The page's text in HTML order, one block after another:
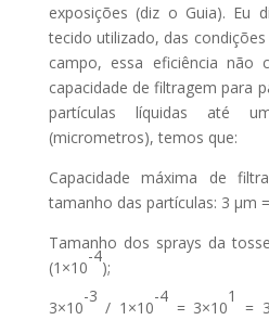
exposições (diz o Guia). Eu
tecido utilizado, das
campo, essa eficiência não
capacidade de filtragem para
partículas líquidas até
(micrometros), temos que:
Capacidade máxima de
tamanho das partículas: 3 µm
Tamanho dos sprays da
(1×10
-4
);
3×10
-3
/ 1×10
-4
= 3×10
1
=